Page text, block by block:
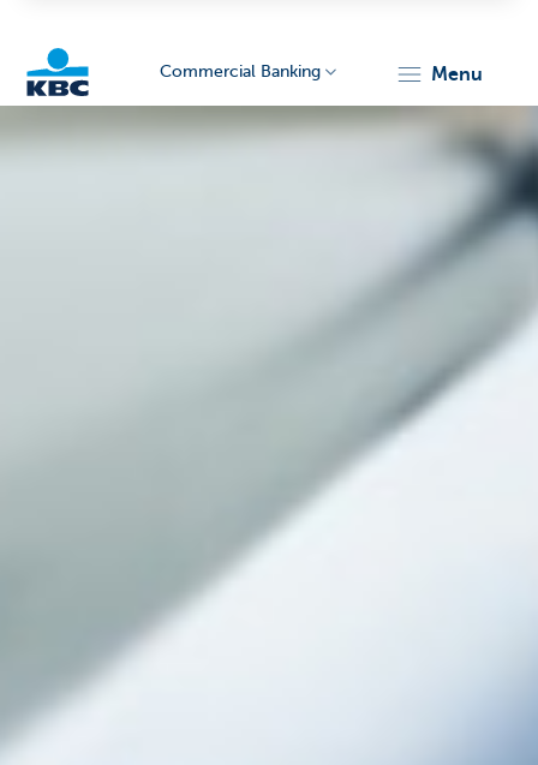
Commercial Banking menu